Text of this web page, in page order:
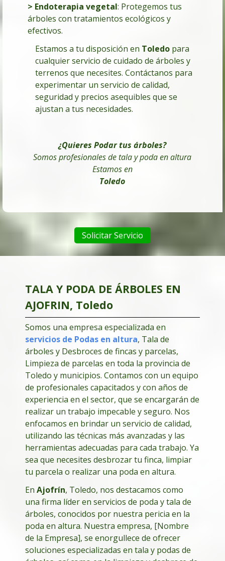
> Endoterapia vegetal: Protegemos tus
árboles con tratamientos ecológicos y
efectivos.
Estamos a tu disposición en Toledo para
cualquier servicio de cuidado de árboles y
terrenos que necesites. Contáctanos para
experimentar un servicio de calidad,
seguridad y precios asequibles que se
ajustan a tus necesidades.
¿Quieres Podar tus árboles?
Somos profesionales de tala y poda en altura
Estamos en
Toledo
Solicitar Servicio
TALA Y PODA DE ÁRBOLES EN
AJOFRIN, Toledo
Somos una empresa especializada en
servicios de Podas en altura, Tala de
árboles y Desbroces de fincas y parcelas,
Limpieza de parcelas en toda la provincia de
Toledo y municipios. Contamos con un equipo
de profesionales capacitados y con años de
experiencia en el sector, que se encargarán de
realizar un trabajo impecable y seguro. Nos
enfocamos en brindar un servicio de calidad,
utilizando las técnicas más avanzadas y las
herramientas adecuadas para cada trabajo. Ya
sea que necesites desbrozar tu finca, limpiar
tu parcela o realizar una poda en altura.
En Ajofrín, Toledo, nos destacamos como
una firma líder en servicios de poda y tala de
árboles, conocidos por nuestra pericia en la
poda en altura. Nuestra empresa, [Nombre
de la Empresa], se enorgullece de ofrecer
soluciones especializadas en tala y podas de